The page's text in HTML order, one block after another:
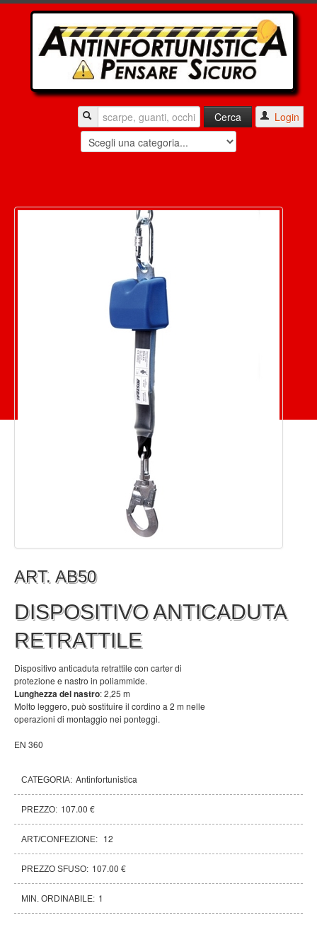
Login
ART. AB50
DISPOSITIVO ANTICADUTA
RETRATTILE
Dispositivo anticaduta retrattile con carter di
protezione e nastro in poliammide.
Lunghezza del nastro: 2,25 m
Molto leggero, può sostituire il cordino a 2 m nelle
operazioni di montaggio nei ponteggi.
EN 360
CATEGORIA: Antinfortunistica
PREZZO: 107.00 €
ART/CONFEZIONE: 12
PREZZO SFUSO: 107.00 €
MIN. ORDINABILE: 1